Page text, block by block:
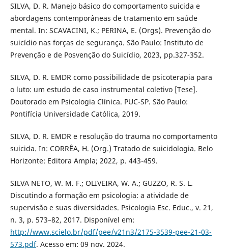
SILVA, D. R. Manejo básico do comportamento suicida e
abordagens contemporâneas de tratamento em saúde
mental. In: SCAVACINI, K.; PERINA, E. (Orgs). Prevenção do
suicídio nas forças de segurança. São Paulo: Instituto de
Prevenção e de Posvenção do Suicídio, 2023, pp.327-352.
SILVA, D. R. EMDR como possibilidade de psicoterapia para
o luto: um estudo de caso instrumental coletivo [Tese].
Doutorado em Psicologia Clínica. PUC-SP. São Paulo:
Pontifícia Universidade Católica, 2019.
SILVA, D. R. EMDR e resolução do trauma no comportamento
suicida. In: CORRÊA, H. (Org.) Tratado de suicidologia. Belo
Horizonte: Editora Ampla; 2022, p. 443-459.
SILVA NETO, W. M. F.; OLIVEIRA, W. A.; GUZZO, R. S. L.
Discutindo a formação em psicologia: a atividade de
supervisão e suas diversidades. Psicologia Esc. Educ., v. 21,
n. 3, p. 573–82, 2017. Disponível em:
http://www.scielo.br/pdf/pee/v21n3/2175-3539-pee-21-03-
573.pdf. Acesso em: 09 nov. 2024.